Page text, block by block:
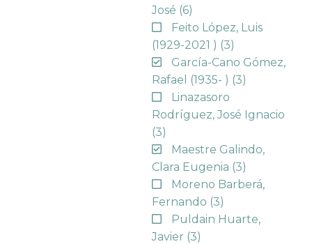
José (6)
Feito López, Luis
(1929-2021 ) (3)
García-Cano Gómez,
Rafael (1935- ) (3)
Linazasoro
Rodríguez, José Ignacio
(3)
Maestre Galindo,
Clara Eugenia (3)
Moreno Barberá,
Fernando (3)
Puldain Huarte,
Javier (3)